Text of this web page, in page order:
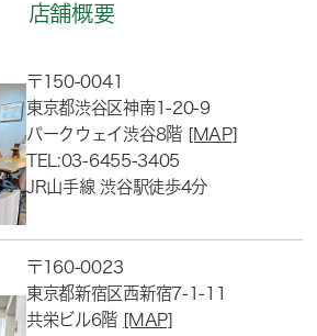
店舗概要
〒150-0041
東京都渋谷区神南1-20-9
パークウェイ渋谷8階 [MAP]
TEL:03-6455-3405
JR山手線 渋谷駅徒歩4分
〒160-0023
東京都新宿区西新宿7-1-11
共栄ビル6階 [MAP]